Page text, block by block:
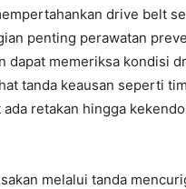
drive belt
penting perawatan
dapat memeriksa kondisi
tanda keausan seperti
retakan hingga
melalui tanda